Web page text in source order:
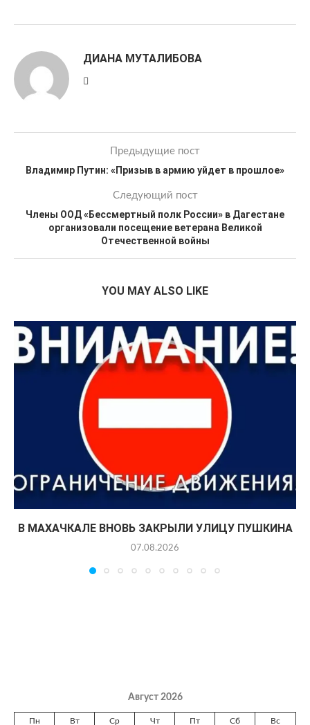
ДИАНА МУТАЛИБОВА
Предыдущие пост
Владимир Путин: «Призыв в армию уйдет в прошлое»
Следующий пост
Члены ООД «Бессмертный полк России» в Дагестане
организовали посещение ветерана Великой
Отечественной войны
YOU MAY ALSO LIKE
В МАХАЧКАЛЕ ВНОВЬ ЗАКРЫЛИ УЛИЦУ ПУШКИНА
07.08.2026
Август 2026
Пн Вт Ср Чт Пт Сб Вс